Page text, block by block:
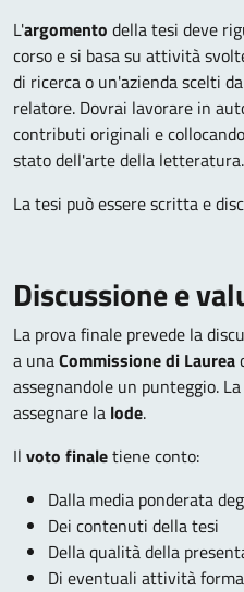
L'argomento della tesi deve
corso e si basa su attività
di ricerca o un'azienda scelti
relatore. Dovrai lavorare in
contributi originali e
stato dell'arte della letteratura.
La tesi può essere scritta e
Discussione e
La prova finale prevede la
a unaCommissionedi Laurea
assegnandole un punteggio.
assegnare la lode.
Il voto finaletiene conto:
Dalla media ponderata
Dei contenuti della tesi
Della qualità della
Di eventuali attività